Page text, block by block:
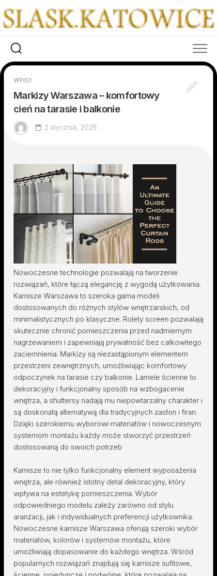
to
content
WPISY
Markizy Warszawa – komfortowy
cień na tarasie i balkonie
2 stycznia, 2026
Nowoczesne technologie pozwalają na tworzenie
rozwiązań, które łączą elegancję z wygodą użytkowania.
Karnisze Warszawa to szeroka gama modeli
dostosowanych do różnych stylów wnętrzarskich, od
minimalistycznych po klasyczne. Rolety screen pozwalają
skutecznie chronić pomieszczenia przed nadmiernym
nagrzewaniem i zapewniają prywatność bez całkowitego
zaciemnienia. Markizy są niezastąpionym elementem
przestrzeni zewnętrznych, umożliwiając komfortowy
odpoczynek na tarasie czy balkonie. Lamele ścienne to
dekoracyjny i funkcjonalny sposób na wzbogacenie
wnętrza, a shuttersy nadają mu niepowtarzalny charakter i
są doskonałą alternatywą dla tradycyjnych zasłon i firan.
Dzięki szerokiemu wyborowi materiałów i nowoczesnym
systemom montażu każdy może stworzyć przestrzeń
dostosowaną do swoich potrzeb
Karnisze to nie tylko funkcjonalny element wyposażenia
wnętrza, ale również istotny detal dekoracyjny, który
wpływa na estetykę pomieszczenia. Wybór
odpowiedniego modelu zależy zarówno od stylu
aranżacji, jak i indywidualnych preferencji użytkownika.
Nowoczesne karnisze Warszawa oferują szeroki wybór
materiałów, kolorów i systemów montażu, które
umożliwiają dopasowanie do każdego wnętrza. Wśród
popularnych rozwiązań znajdują się karnisze sufitowe,